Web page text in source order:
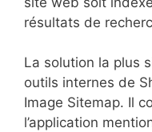
résultats de
La solution la plus
outils internes de
Image Sitemap. Il
l’application